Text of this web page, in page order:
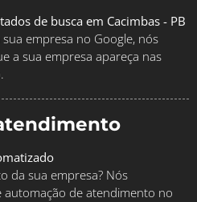
de busca em Cacimbas - PB
empresa no Google, nós
a sua empresa apareça nas
da sua empresa? Nós
de atendimento no